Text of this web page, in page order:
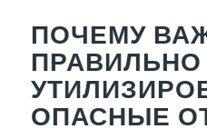
ПОЧЕМУ
ПРАВИЛЬНО
ОПАСНЫЕ